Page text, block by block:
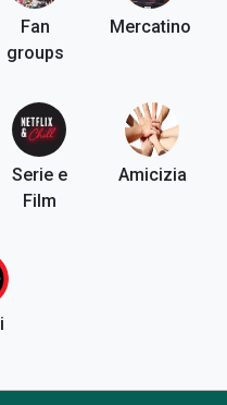
Fan
groups
Mercatino
Serie e
Film
Amicizia